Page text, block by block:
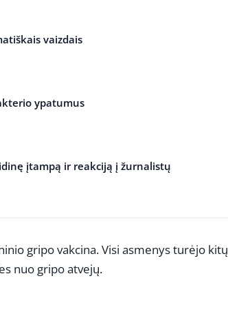
vaizdais
ypatumus
įtampą ir reakciją į žurnalistų
gripo vakcina. Visi asmenys turėjo kitų
nuo gripo atvejų.